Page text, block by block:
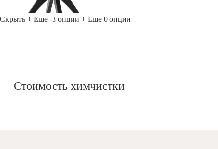
Скрыть + Еще -3 опции + Еще 0 опций
Стоимость химчистки